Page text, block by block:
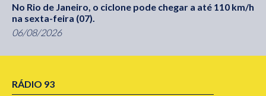
No Rio de Janeiro, o ciclone pode chegar a até 110 km/h
na sexta-feira (07).
06/08/2026
RÁDIO 93